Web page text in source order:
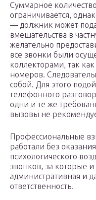
Суммарное
ограничивается,
— должник может
вмешательства в
желательно
все звонки были
коллекторами, так
номеров.
собой. Для этого
телефонного
одни и те же
вызовы не
Профессиональные
работали без
психологического
звонков, за которые
административная и
ответственность.